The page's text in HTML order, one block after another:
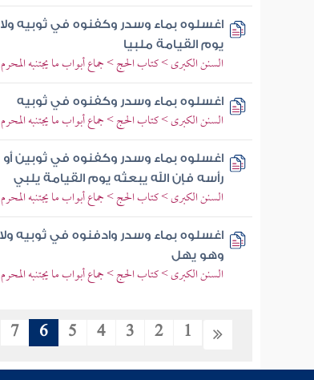
اغسلوه بماء وسدر وكفنوه في ثوبيه
يوم القيامة ملبيا
السنن الكبرى > كتاب الحج > جماع أبواب ما يجتنبه
اغسلوه بماء وسدر وكفنوه في ثوبيه
السنن الكبرى > كتاب الحج > جماع أبواب ما يجتنبه
اغسلوه بماء وسدر وكفنوه في ثوبين أو
رأسه فإن الله يبعثه يوم القيامة يلبي
السنن الكبرى > كتاب الحج > جماع أبواب ما يجتنبه
اغسلوه بماء وسدر وادفنوه في ثوبيه
وهو يهل
السنن الكبرى > كتاب الحج > جماع أبواب ما يجتنبه
1
2
3
4
5
6
7